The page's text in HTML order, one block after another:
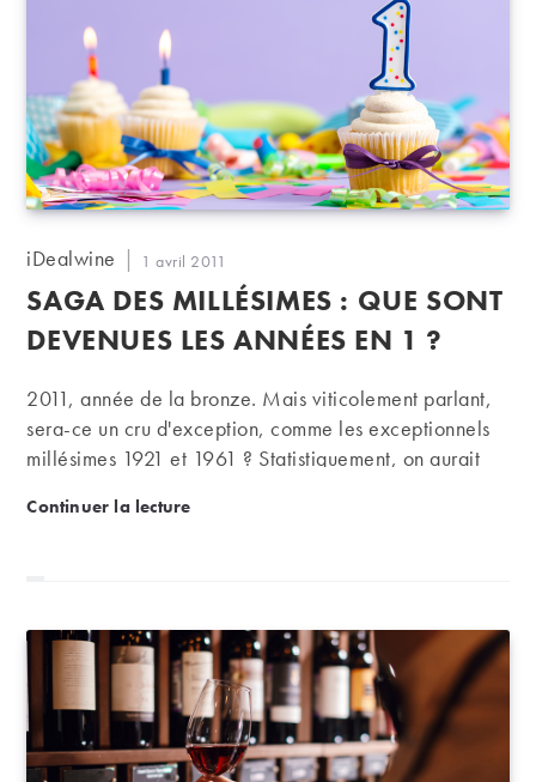
Auteur/autrice
la
publication :
iDealwine
Publication
publiée :
1 avril 2011
SAGA DES MILLÉSIMES : QUE SONT
DEVENUES LES ANNÉES EN 1 ?
2011, année de la bronze. Mais viticolement parlant,
sera-ce un cru d'exception, comme les exceptionnels
millésimes 1921 et 1961 ? Statistiquement, on aurait
Continuer la lectureSaga des millésimes : que sont devenues les